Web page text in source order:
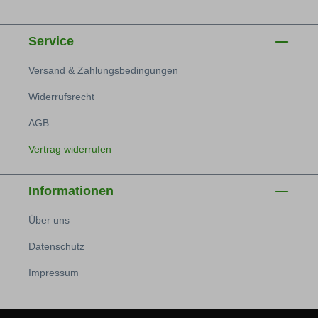
Service
Versand & Zahlungsbedingungen
Widerrufsrecht
AGB
Vertrag widerrufen
Informationen
Über uns
Datenschutz
Impressum